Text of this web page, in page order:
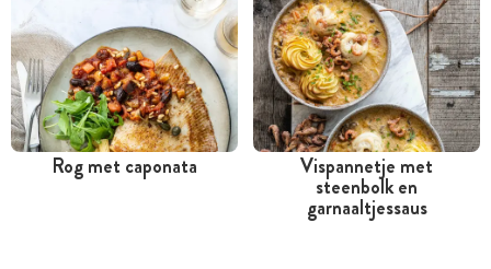
Rog met caponata
Tussen 30 minuten en 1
Vispannetje met
steenbolk en
garnaaltjessaus